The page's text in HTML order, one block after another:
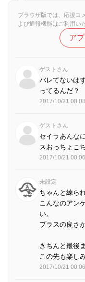
ブラウザ版では、応援コ
よび通報機能はご利用い
ア
ゲストさん
バレてないは
ってるんだ？
2017/10/21 00:08
ゲストさん
セイラあんな
スおっちょこ
2017/10/21 00:06
未設定
ちゃんと練ら
こんなのアン
い。
プラスの良さ
きちんと最後
この先も楽しみ
2017/10/21 00:06